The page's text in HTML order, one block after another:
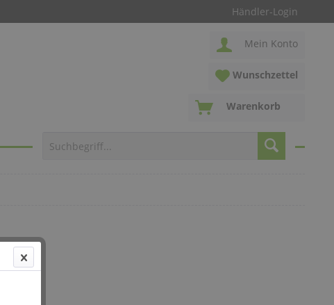
Händler-Login
Mein Konto
Wunschzettel
Warenkorb